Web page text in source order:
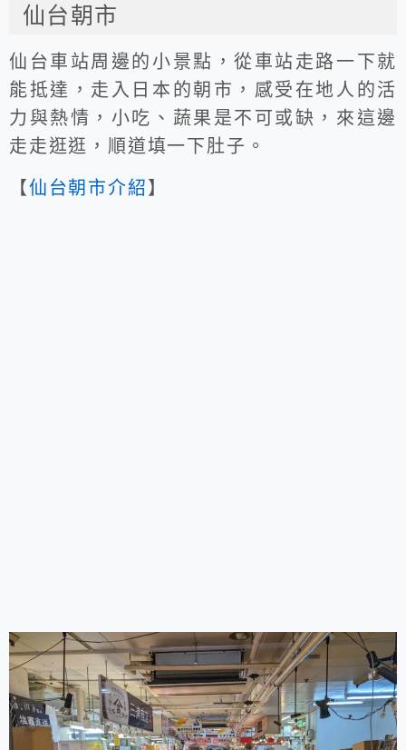
仙台朝市
仙台車站周邊的小景點，從車站走路一下就
能抵達，走入日本的朝市，感受在地人的活
力與熱情，小吃、蔬果是不可或缺，來這邊
走走逛逛，順道填一下肚子。
【仙台朝市介紹 】